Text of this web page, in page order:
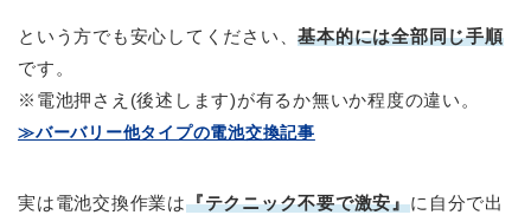
という方でも安心してください、基本的には全部同じ手順
です。
※電池押さえ(後述します)が有るか無いか程度の違い。
≫バーバリー他タイプの電池交換記事
実は電池交換作業は『テクニック不要で激安』に自分で出